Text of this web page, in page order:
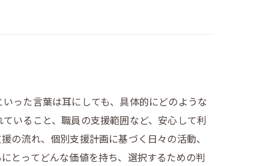
った言葉は耳にしても、具体的にどのような
いること、職員の支援範囲など、安心して利
の流れ、個別支援計画に基づく日々の活動、
とってどんな価値を持ち、選択するための判